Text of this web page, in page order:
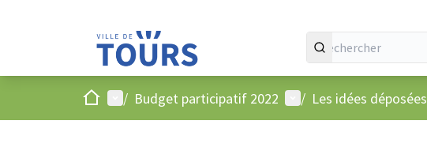
AccueilMenu principal
/ Budget participatif 2022 Menu utilisateur
/ Les idées déposées